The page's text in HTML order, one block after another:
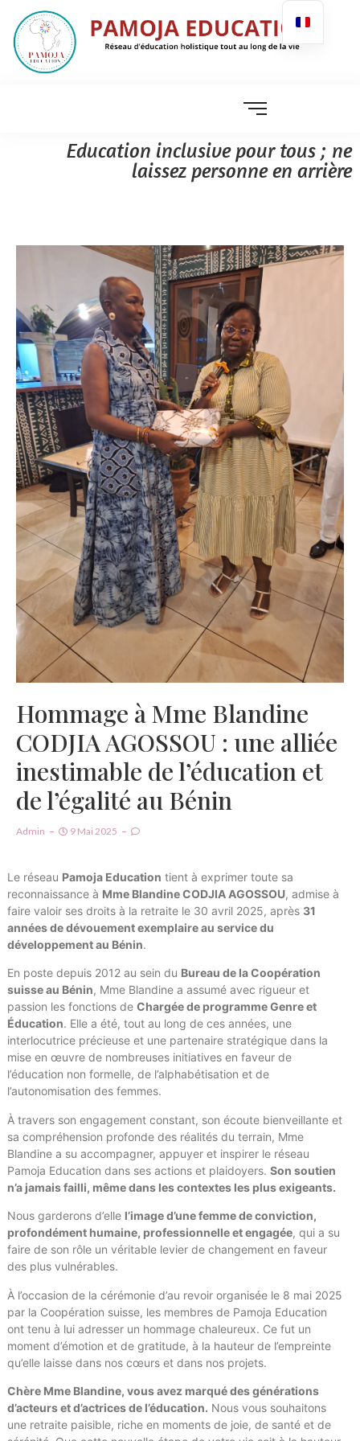
Education inclusive pour tous ; ne
laissez personne en arrière
Hommage à Mme Blandine
CODJIA AGOSSOU : une alliée
inestimable de l’éducation et
de l’égalité au Bénin
Admin 9 Mai 2025
Le réseau Pamoja Education tient à exprimer toute sa
reconnaissance à Mme Blandine CODJIA AGOSSOU, admise à
faire valoir ses droits à la retraite le 30 avril 2025, après 31
années de dévouement exemplaire au service du
développement au Bénin.
En poste depuis 2012 au sein du Bureau de la Coopération
suisse au Bénin, Mme Blandine a assumé avec rigueur et
passion les fonctions de Chargée de programme Genre et
Éducation. Elle a été, tout au long de ces années, une
interlocutrice précieuse et une partenaire stratégique dans la
mise en œuvre de nombreuses initiatives en faveur de
l’éducation non formelle, de l’alphabétisation et de
l’autonomisation des femmes.
À travers son engagement constant, son écoute bienveillante et
sa compréhension profonde des réalités du terrain, Mme
Blandine a su accompagner, appuyer et inspirer le réseau
Pamoja Education dans ses actions et plaidoyers. Son soutien
n’a jamais failli, même dans les contextes les plus exigeants.
Nous garderons d’elle l’image d’une femme de conviction,
profondément humaine, professionnelle et engagée, qui a su
faire de son rôle un véritable levier de changement en faveur
des plus vulnérables.
À l’occasion de la cérémonie d’au revoir organisée le 8 mai 2025
par la Coopération suisse, les membres de Pamoja Education
ont tenu à lui adresser un hommage chaleureux. Ce fut un
moment d’émotion et de gratitude, à la hauteur de l’empreinte
qu’elle laisse dans nos cœurs et dans nos projets.
Chère Mme Blandine, vous avez marqué des générations
d’acteurs et d’actrices de l’éducation. Nous vous souhaitons
une retraite paisible, riche en moments de joie, de santé et de